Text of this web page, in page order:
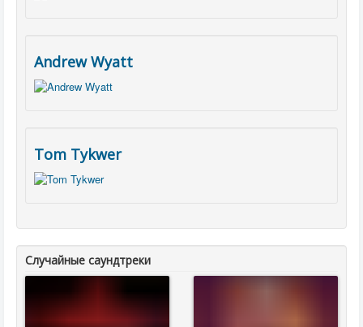
Andrew Wyatt
Tom Tykwer
Случайные саундтреки